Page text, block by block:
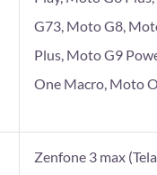
G73, Moto G8,
Plus, Moto G9
One Macro, Moto
Zenfone 3 max